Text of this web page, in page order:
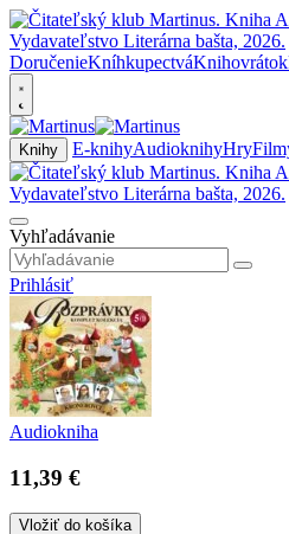
DoručenieKníhkupectváKnihovrátok
Knihy E-knihyAudioknihyHry
Vyhľadávanie
Prihlásiť
Audiokniha
11,39 €
Vložiť do košíka